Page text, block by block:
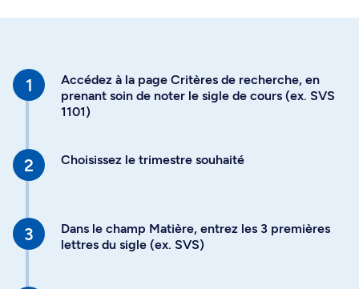
Accédez à la page Critères de recherche, en
prenant soin de noter le sigle de cours (ex. SVS
1101)
Choisissez le trimestre souhaité
Dans le champ Matière, entrez les 3 premières
lettres du sigle (ex. SVS)